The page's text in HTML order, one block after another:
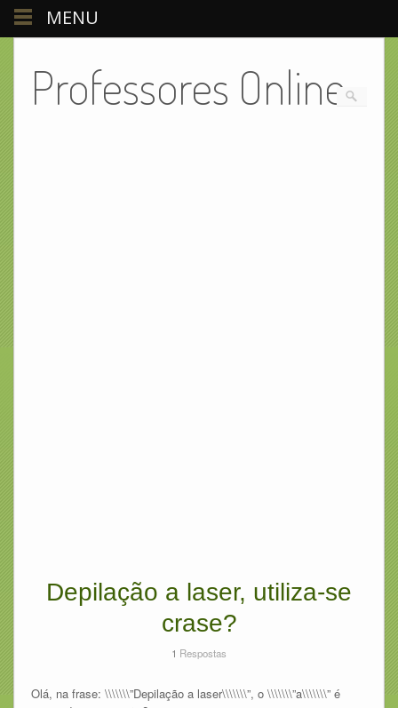
Professores Online
Depilação a laser, utiliza-se
crase?
1 Respostas
Olá, na frase: \\\\\\\”Depilação a laser\\\\\\\”, o \\\\\\\”a\\\\\\\” é
MENU